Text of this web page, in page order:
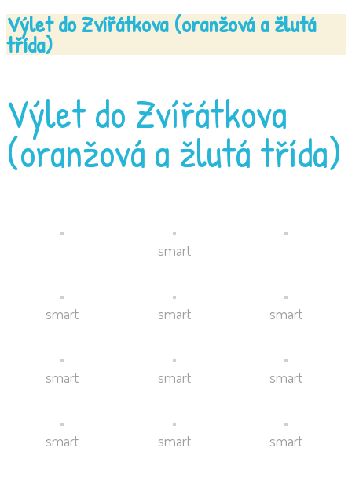
Výlet do Zvířátkova (oranžová a žlutá
třída)
Výlet do Zvířátkova
(oranžová a žlutá třída)
smart
smart smart smart
smart smart smart
smart smart smart